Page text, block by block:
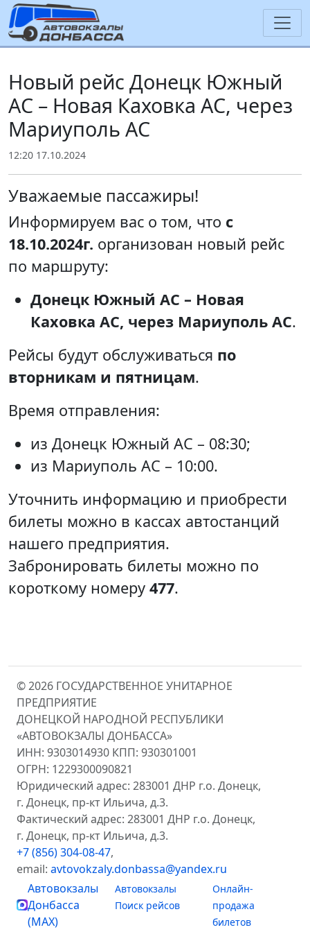
Новый рейс Донецк Южный
АС – Новая Каховка АС, через
Мариуполь АС
12:20 17.10.2024
Уважаемые пассажиры!
Информируем вас о том, что с
18.10.2024г. организован новый рейс
по маршруту:
Донецк Южный АС – Новая
Каховка АС, через Мариуполь АС.
Рейсы будут обслуживаться по
вторникам и пятницам.
Время отправления:
из Донецк Южный АС – 08:30;
из Мариуполь АС – 10:00.
Уточнить информацию и приобрести
билеты можно в кассах автостанций
нашего предприятия.
Забронировать билеты можно по
короткому номеру 477.
© 2026 ГОСУДАРСТВЕННОЕ УНИТАРНОЕ
ПРЕДПРИЯТИЕ
ДОНЕЦКОЙ НАРОДНОЙ РЕСПУБЛИКИ
«АВТОВОКЗАЛЫ ДОНБАССА»
ИНН: 9303014930 КПП: 930301001
ОГРН: 1229300090821
Юридический адрес: 283001 ДНР г.о. Донецк,
г. Донецк, пр-кт Ильича, д.3.
Фактический адрес: 283001 ДНР г.о. Донецк,
г. Донецк, пр-кт Ильича, д.3.
+7 (856) 304-08-47,
email: avtovokzaly.donbassa@yandex.ru
Автовокзалы
Донбасса
(MAX)
Автовокзалы
Поиск рейсов
Онлайн-
продажа
билетов